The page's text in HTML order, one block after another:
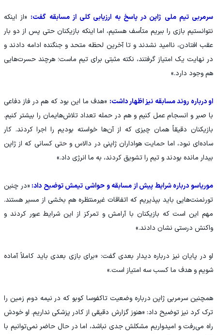
سرمربی تیم ملی ژاپن در پاسخ به ارزیابی کلی از مسابقه گفت: «از اینکه
نتوانستیم بازی را ببریم متأسف هستیم، اما اینکه بازیکنان حتی پس از دو بار
عقب افتادن، ناامید نشدند و تا آخرین لحظه متحد و جنگنده ادامه دادند و
در نهایت یک امتیاز گرفتند، نکته مثبتی برای تیم ماست؛ هرچند حسرت‌هایی
هم وجود دارد.»
او درباره روند مسابقه نیز اظهار داشت: «هدف ما این بود که هم در فاز دفاعی
با صبر و انسجام عمل کنیم و هم در حمله تعداد تلاش‌هایمان را بیشتر کنیم.
بازیکنان دقیقاً همان چیزی که از آن‌ها خواسته بودیم را اجرا کردند. کار
ساده‌ای نبود، اما حمایت هواداران ژاپنی در دالاس و حتی کسانی که از ژاپن
بیدار مانده بودند و تیم را تشویق کردند، به ما انرژی داد.»
موریاسو درباره شرایط پیش از مسابقه و حواشی تیمش توضیح داد: «در چنین
تورنمنت‌هایی باید بپذیریم که اتفاقات غیرمنتظره هم بخشی از مسیر هستند.
مهم این است که بازیکنان با آرامش و تمرکز از این شرایط عبور کردند و
واکنش درستی نشان دادند.»
او در پایان نیز درباره دیدار بعدی گفت: «برای بازی بعدی باید کاملاً آماده
شویم و هدف ما کسب سه امتیاز است.»
همچنین سرمربی ژاپن درباره وضعیت تاکفوسا کوبو که در نیمه دوم زمین را
ترک کرد نیز توضیح داد: «هنوز گزارش دقیقی از کادر پزشکی نداریم. او خودش
راه می‌رفت و امیدواریم مشکلش جدی نباشد، اما در حال حاضر نمی‌توانیم با